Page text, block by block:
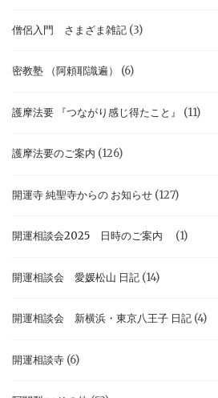
僧侶入門 さまざま雑記 (3)
密教塾 （阿頼耶識遍） (6)
護摩法要 『つながり感じ得たこと』 (11)
護摩法要のご案内 (126)
開運寺 純聖寺からの お知らせ (127)
開運相談会2025 日時のご案内 (1)
開運相談会 愛媛松山 日記 (14)
開運相談会 新横浜・東京八王子 日記 (4)
開運相談寺 (6)